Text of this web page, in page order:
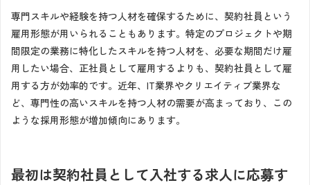
専門スキルや経験を持つ人材を確保するために、契約社員という
雇用形態が用いられることもあります。特定のプロジェクトや期
間限定の業務に特化したスキルを持つ人材を、必要な期間だけ雇
用したい場合、正社員として雇用するよりも、契約社員として雇
用する方が効率的です。近年、IT業界やクリエイティブ業界な
ど、専門性の高いスキルを持つ人材の需要が高まっており、この
ような採用形態が増加傾向にあります。
最初は契約社員として入社する求人に応募す